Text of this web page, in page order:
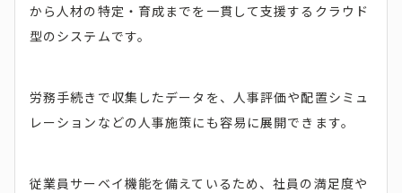
から人材の特定・育成までを一貫して支援するクラウド
型のシステムです。
労務手続きで収集したデータを、人事評価や配置シミュ
レーションなどの人事施策にも容易に展開できます。
従業員サーベイ機能を備えているため、社員の満足度や